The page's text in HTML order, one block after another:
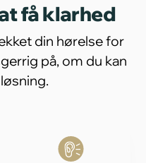
få klarhed
din hørelse for
på, om du kan